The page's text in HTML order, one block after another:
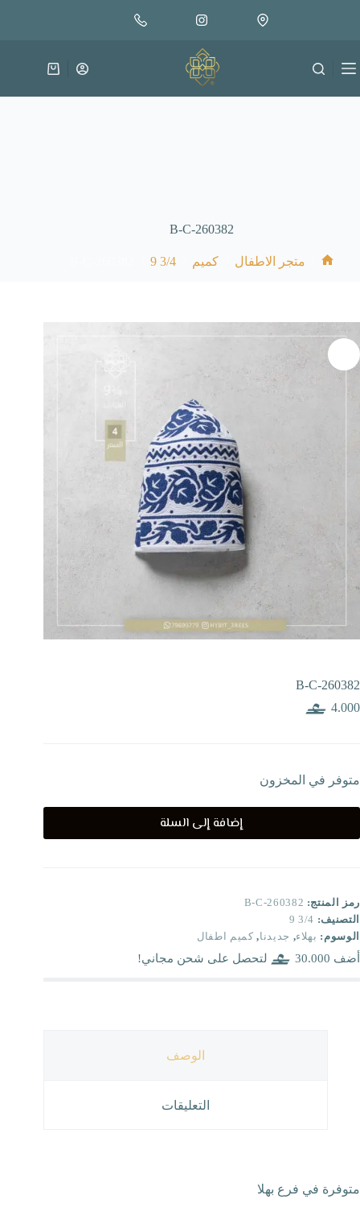
متوفر في المخزون
إضافة إلى السلة
عربة
B-C-260382
متجر الاطفال كميم 3/4 9
B-C-260382
4.000
متوفر في المخزون
إضافة إلى السلة
رمز المنتج: B-C-260382
التصنيف: 3/4 9
الوسوم: بهلاء, جديدنا, كميم اطفال
أضف 30.000 لتحصل على شحن مجاني!
الوصف
التعليقات
متوفرة في فرع بهلا